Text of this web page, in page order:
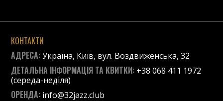
КОНТАКТИ
АДРЕСА:Україна, Київ, вул. Воздвиженська, 32
ДЕТАЛЬНА ІНФОРМАЦІЯ ТА КВИТКИ: +38 068 411 1972
(середа-неділя)
ОРЕНДА: info@32jazz.club